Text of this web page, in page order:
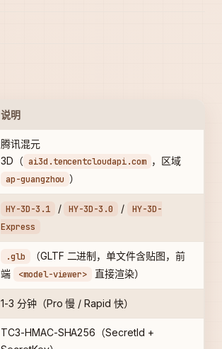
说明
腾讯混元
3D（ ai3d.tencentcloudapi.com ，区域
ap-guangzhou ）
HY-3D-3.1 / HY-3D-3.0 /
HY-3D-
Express
.glb
（GLTF 二进制，单文件含贴图，前
端
<model-viewer> 直接渲染）
1-3 分钟（Pro 慢 / Rapid 快）
TC3-HMAC-SHA256（SecretId +